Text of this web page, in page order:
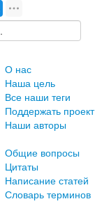
О нас
Наша цель
Все наши теги
Поддержать проект
Наши авторы
Общие вопросы
Цитаты
Написание статей
Словарь терминов